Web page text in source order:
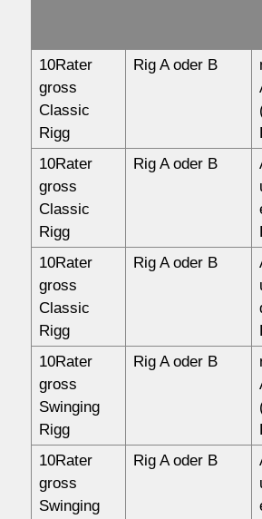
Wassersport
Propellermodelle
Jetmodelle
Service
Kontakt/Order
Anfahrt
über uns
10Rater
gross
Classic
Rigg
Rig A oder B
10Rater
gross
Classic
Rigg
Rig A oder B
10Rater
gross
Classic
Rigg
Rig A oder B
10Rater
gross
Swinging
Rigg
Rig A oder B
10Rater
gross
Swinging
Rig A oder B